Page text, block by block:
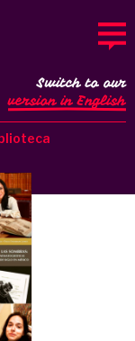
Switch to our
version in English